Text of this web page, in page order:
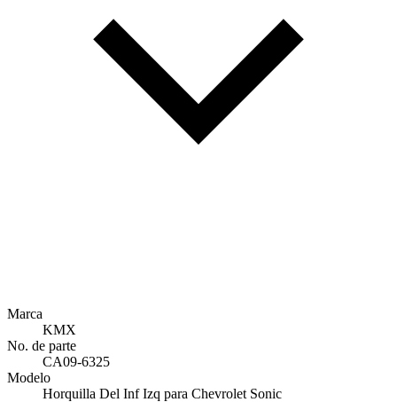
Marca
KMX
No. de parte
CA09-6325
Modelo
Horquilla Del Inf Izq para Chevrolet Sonic